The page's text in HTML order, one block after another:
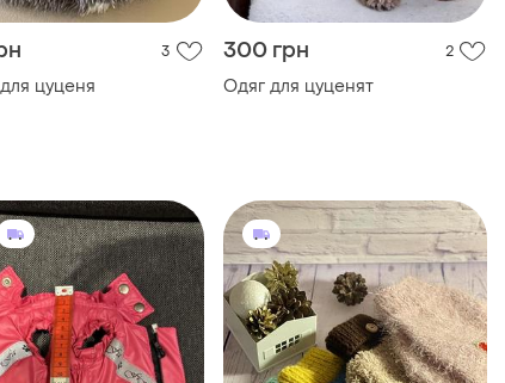
3
цуценя
300 грн 2
Одяг для цуценят